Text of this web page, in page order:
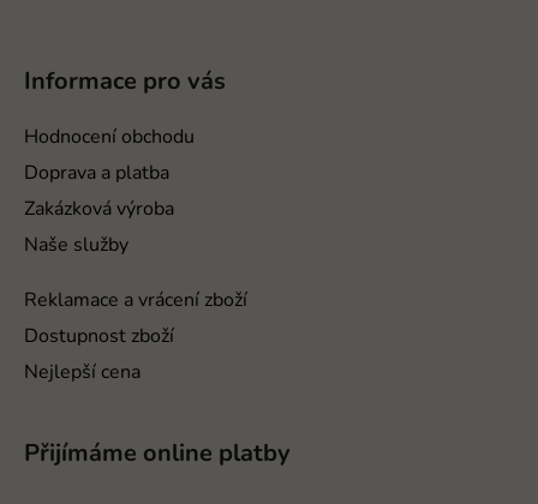
Informace pro vás
Hodnocení obchodu
Doprava a platba
Zakázková výroba
Naše služby
Reklamace a vrácení zboží
Dostupnost zboží
Nejlepší cena
Přijímáme online platby